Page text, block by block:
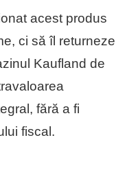
acest produs
ci să îl returneze
Kaufland de
fără a fi
fiscal.